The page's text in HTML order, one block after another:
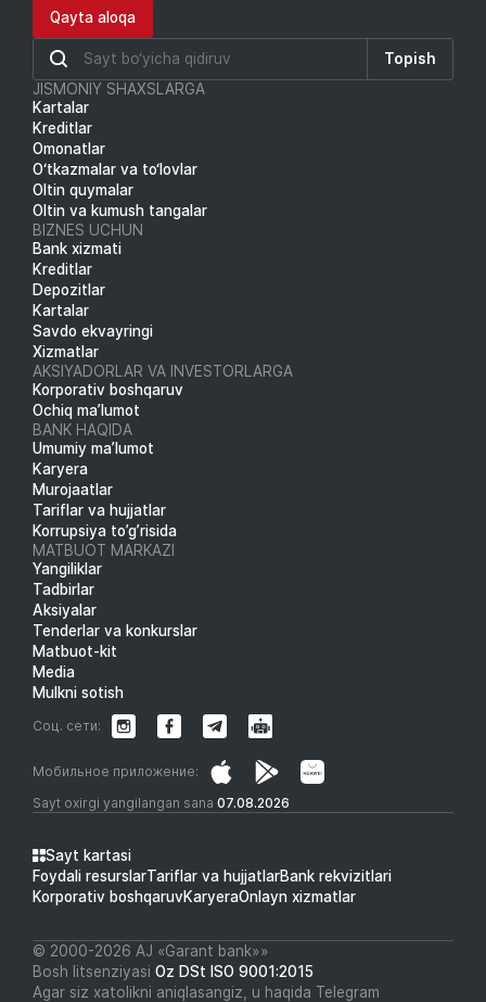
Qayta aloqa
Topish
JISMONIY SHAXSLARGA
Kartalar
Kreditlar
Omonatlar
O‘tkazmalar va to‘lovlar
Oltin quymalar
Oltin va kumush tangalar
BIZNES UCHUN
Bank xizmati
Kreditlar
Depozitlar
Kartalar
Savdo ekvayringi
Xizmatlar
AKSIYADORLAR VA INVESTORLARGA
Korporativ boshqaruv
Ochiq ma’lumot
BANK HAQIDA
Umumiy ma’lumot
Karyera
Murojaatlar
Tariflar va hujjatlar
Korrupsiya to’g’risida
MATBUOT MARKAZI
Yangiliklar
Tadbirlar
Aksiyalar
Tenderlar va konkurslar
Matbuot-kit
Media
Mulkni sotish
Sayt oxirgi yangilangan sana 07.08.2026
Мобильное приложение:
Соц. сети:
Sayt kartasi
Foydali resurslarTariflar va hujjatlarBank rekvizitlari
Korporativ boshqaruvKaryeraOnlayn xizmatlar
© 2000-2026 АJ «Garant bank»»
Bosh litsenziyasi Oz DSt ISO 9001:2015
Agar siz xatolikni aniqlasangiz, u haqida Telegram